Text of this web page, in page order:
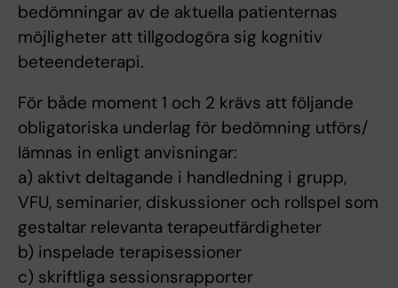
bedömningar av de aktuella patienternas
möjligheter att tillgodogöra sig kognitiv
beteendeterapi.
För både moment 1 och 2 krävs att följande
obligatoriska underlag för bedömning utförs/
lämnas in enligt anvisningar:
a) aktivt deltagande i handledning i grupp,
VFU, seminarier, diskussioner och rollspel som
gestaltar relevanta terapeutfärdigheter
b) inspelade terapisessioner
c) skriftliga sessionsrapporter